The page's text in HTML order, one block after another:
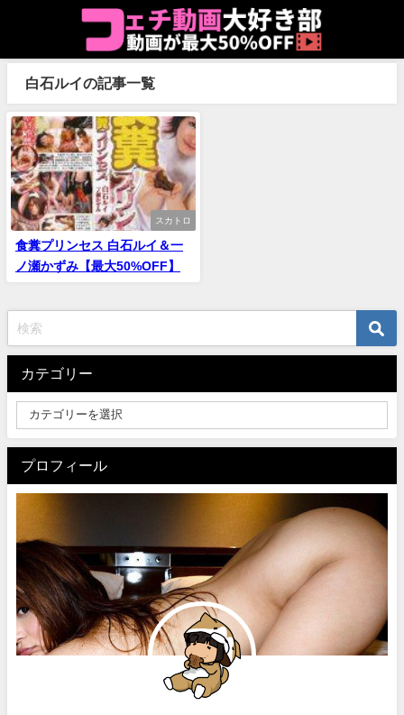
白石ルイの記事一覧
スカトロ
食糞プリンセス 白石ルイ＆一
ノ瀬かずみ【最大50%OFF】
カテゴリー
プロフィール